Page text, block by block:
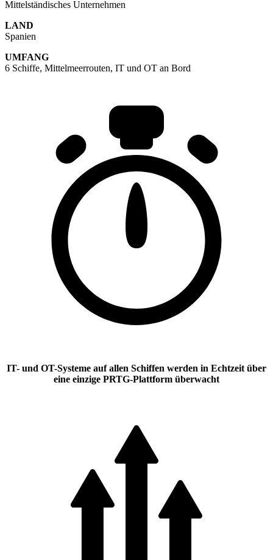
Mittelständisches Unternehmen
LAND
Spanien
UMFANG
6 Schiffe, Mittelmeerrouten, IT und OT an Bord
IT- und OT-Systeme auf allen Schiffen werden in Echtzeit über
eine einzige PRTG-Plattform überwacht